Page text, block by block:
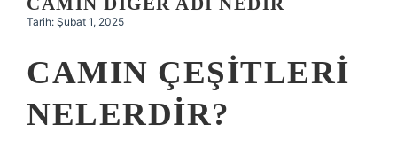
Hakkımızda
Tarih: Şubat 1, 2025
CAMIN ÇEŞITLERI
NELERDIR?